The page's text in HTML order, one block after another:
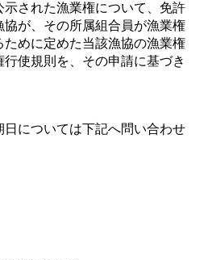
示された漁業権について、免許
協が、その所属組合員が漁業権
ために定めた当該漁協の漁業権
使規則を、その申請に基づき
日については下記へ問い合わせ